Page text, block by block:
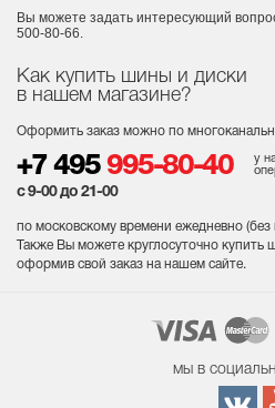
Как купить шины и диски
в нашем магазине?
Оформить заказ можно по
+7 495 995-80-40
у
с 9-00 до 21-00
по московскому времени ежедневно
Также Вы можете круглосуточно купить
оформив свой заказ на нашем сайте.
Вы можете задать интересующий
500-80-66.
мы в